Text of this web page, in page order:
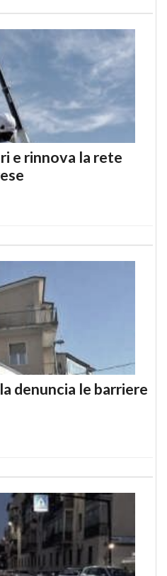
e rinnova la rete
denuncia le barriere